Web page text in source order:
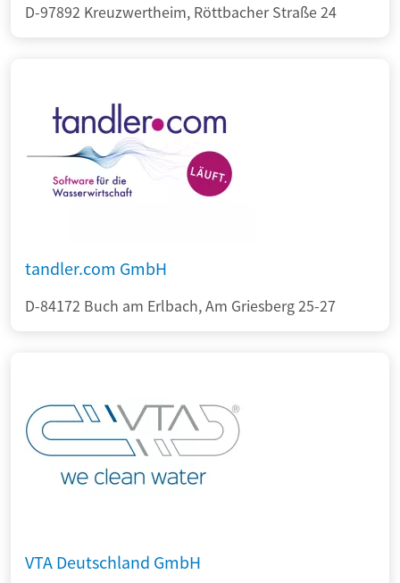
D-97892 Kreuzwertheim, Röttbacher Straße 24
tandler.com GmbH
D-84172 Buch am Erlbach, Am Griesberg 25-27
VTA Deutschland GmbH